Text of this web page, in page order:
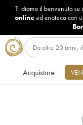
Ti diamo il benvenuto
onlineed enoteca con
Acquistare